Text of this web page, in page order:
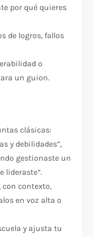
por qué quieres
de logros, fallos
o
un guion.
clásicas:
y debilidades”,
gestionaste un
lideraste”.
con contexto,
en voz alta o
y ajusta tu